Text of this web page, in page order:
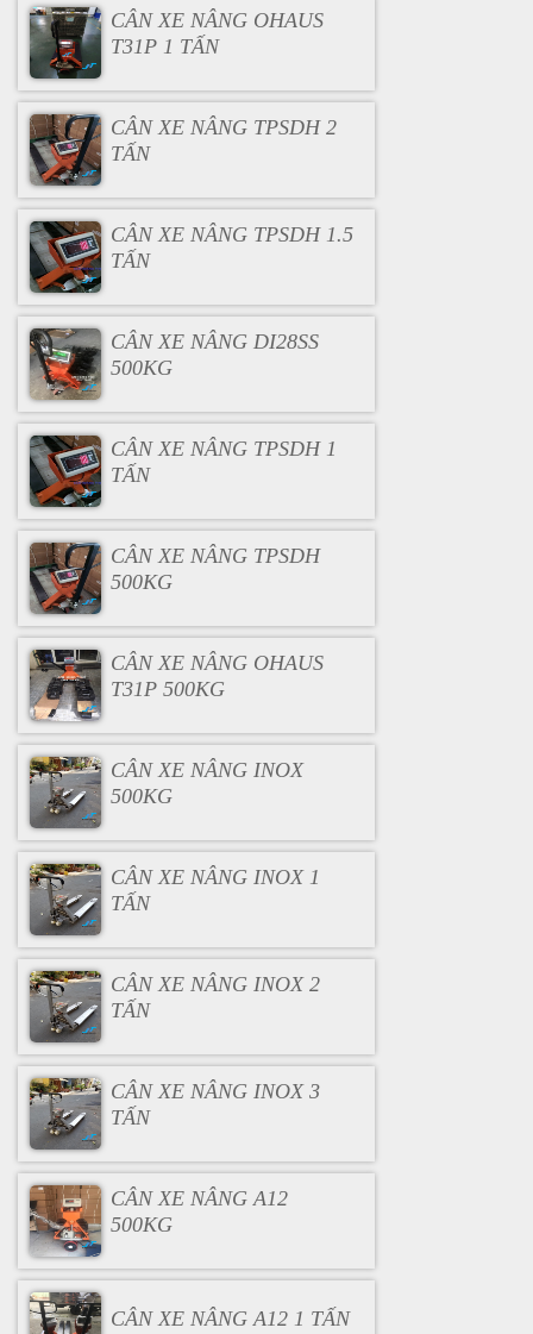
CÂN XE NÂNG OHAUS
T31P 1 TẤN
CÂN XE NÂNG TPSDH 2
TẤN
CÂN XE NÂNG TPSDH 1.5
TẤN
CÂN XE NÂNG DI28SS
500KG
CÂN XE NÂNG TPSDH 1
TẤN
CÂN XE NÂNG TPSDH
500KG
CÂN XE NÂNG OHAUS
T31P 500KG
CÂN XE NÂNG INOX
500KG
CÂN XE NÂNG INOX 1
TẤN
CÂN XE NÂNG INOX 2
TẤN
CÂN XE NÂNG INOX 3
TẤN
CÂN XE NÂNG A12
500KG
CÂN XE NÂNG A12 1 TẤN